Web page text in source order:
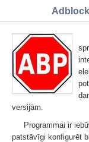
versijām.
Programmai ir
patstāvīgi konfigurēt